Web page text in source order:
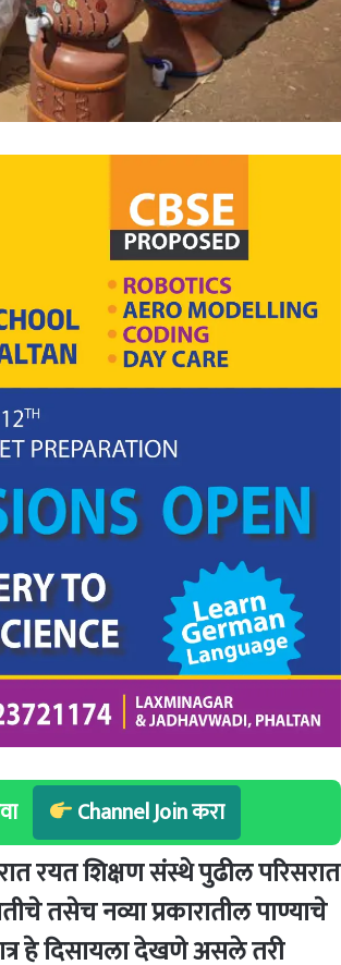
Channel Join करा
रयत शिक्षण संस्थे पुढील परिसरात
तसेच नव्या प्रकारातील पाण्याचे
हे दिसायला देखणे असले तरी